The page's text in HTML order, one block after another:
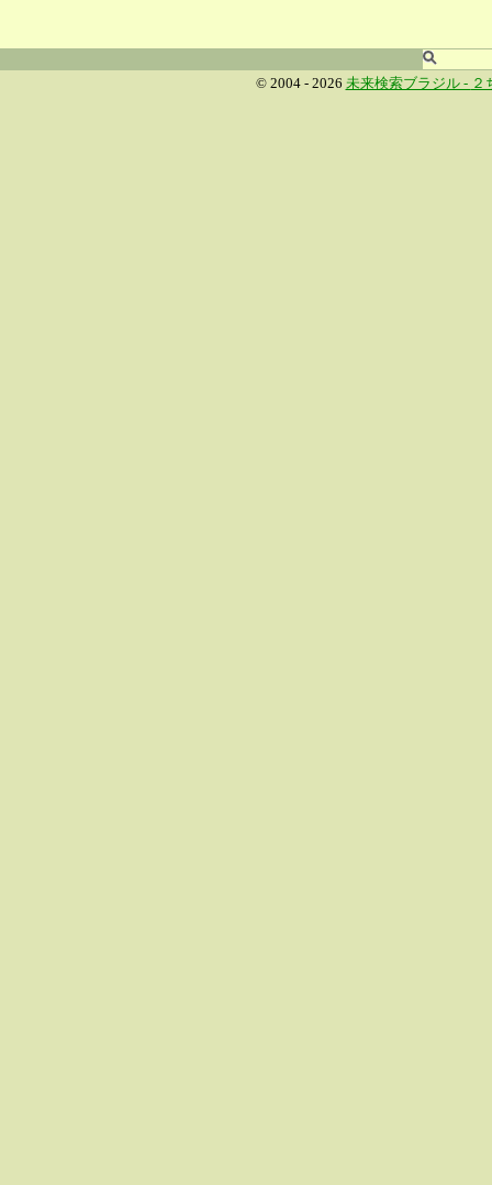
© 2004 - 2026 未来検索ブラジル - ２